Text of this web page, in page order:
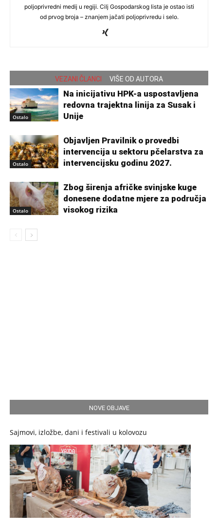
poljoprivredni medij u regiji. Cilj Gospodarskog lista je ostao isti
od prvog broja – znanjem jačati poljoprivredu i selo.
VEZANI ČLANCI VIŠE OD AUTORA
Ostalo
Na inicijativu HPK-a uspostavljena
redovna trajektna linija za Susak i
Unije
Ostalo
Objavljen Pravilnik o provedbi
intervencija u sektoru pčelarstva za
intervencijsku godinu 2027.
Ostalo
Zbog širenja afričke svinjske kuge
donesene dodatne mjere za područja
visokog rizika
NOVE OBJAVE
Sajmovi, izložbe, dani i festivali u kolovozu